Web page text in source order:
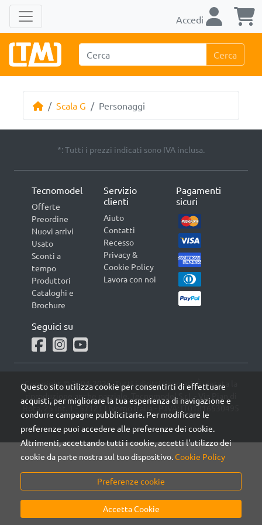
Accedi
Cerca
Scala G Personaggi
*: Tutti i prezzi indicati sono IVA inclusa.
Tecnomodel
Offerte
Preordine
Nuovi arrivi
Usato
Sconti a
tempo
Produttori
Cataloghi e
Brochure
Servizio
clienti
Aiuto
Contatti
Recesso
Privacy &
Cookie Policy
Lavora con noi
Pagamenti
sicuri
Seguici su
Copyright © 2004-2026. Tutti i diritti riservati. È vietata la
riproduzione anche parziale. Tecnomodel S.r.l. - Via Pian di
Rota, 25 int. 1 - 57121 Livorno Italia - P.IVA: IT01816530495
Questo sito utilizza cookie per consentirti di effettuare
acquisti, per migliorare la tua esperienza di navigazione e
condurre campagne pubblicitarie. Per modificare le
preferenze puoi accedere alle preferenze dei cookie.
Altrimenti, accettando tutti i cookie, accetti l'utilizzo dei
cookie da parte nostra sul tuo dispositivo.Cookie Policy
Preferenze cookie
Accetta Cookie